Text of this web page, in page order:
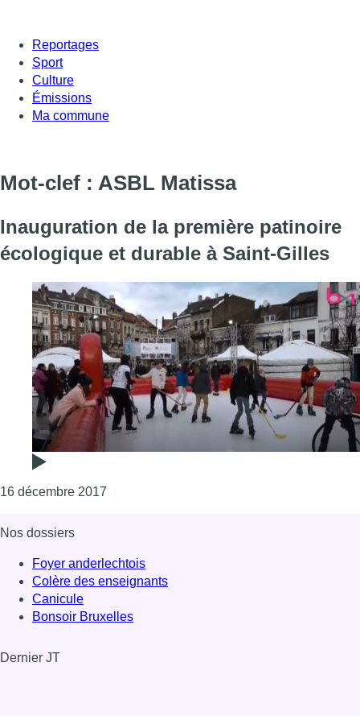
Reportages
Sport
Culture
Émissions
Ma commune
Mot-clef : ASBL Matissa
Inauguration de la première patinoire
écologique et durable à Saint-Gilles
16 décembre 2017
Nos dossiers
Foyer anderlechtois
Colère des enseignants
Canicule
Bonsoir Bruxelles
Dernier JT